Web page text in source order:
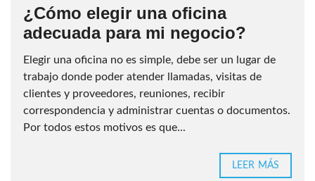
¿Cómo elegir una oficina
adecuada para mi negocio?
Elegir una oficina no es simple, debe ser un lugar de
trabajo donde poder atender llamadas, visitas de
clientes y proveedores, reuniones, recibir
correspondencia y administrar cuentas o documentos.
Por todos estos motivos es que...
LEER MÁS